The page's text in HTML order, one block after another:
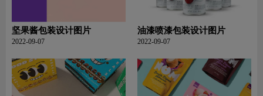
坚果酱包装设计图片
2022-09-07
油漆喷漆包装设计图片
2022-09-07